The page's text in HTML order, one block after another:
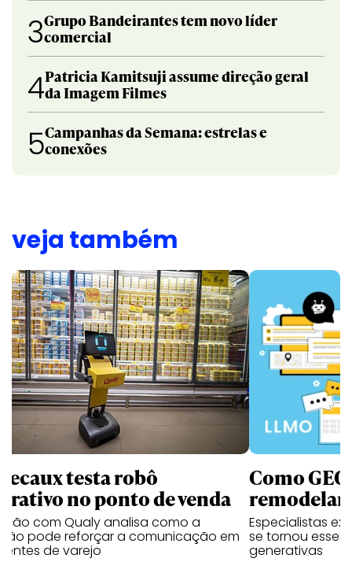
3Grupo Bandeirantes tem novo líder
comercial
4Patricia Kamitsuji assume direção geral
da Imagem Filmes
5Campanhas da Semana: estrelas e
conexões
veja também
testa robô
no ponto de venda
com Qualy analisa como a
pode reforçar a comunicação em
de varejo
Como
Especialistas
se tornou
generativas